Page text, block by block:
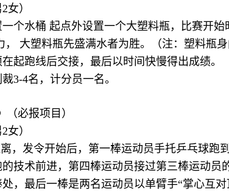
女）
个水桶 起点外设置一个大塑料瓶，比赛开
大塑料瓶先盛满水者为胜。（注：塑料瓶身
起跑线后交接，最后以时间快慢得出成绩。
3-4名，计分员一名。
（必报项目）
女）
，发令开始后，第一棒运动员手托乒乓球跑
技术前进，第四棒运动员接过第三棒运动
，最后一棒是两名运动员以单臂手“掌心互对